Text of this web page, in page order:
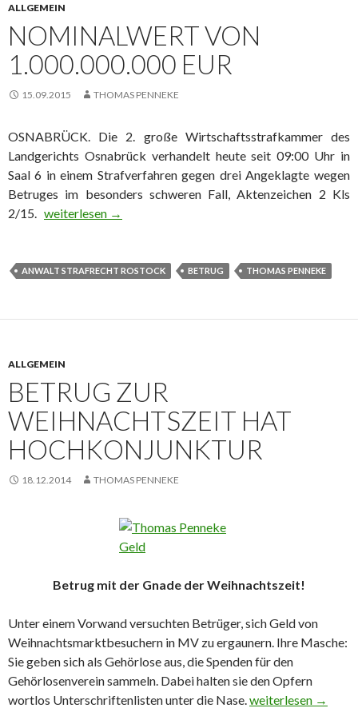
ALLGEMEIN
NOMINALWERT VON
1.000.000.000 EUR
15.09.2015 THOMAS PENNEKE
OSNABRÜCK. Die 2. große Wirtschaftsstrafkammer des
Landgerichts Osnabrück verhandelt heute seit 09:00 Uhr in
Saal 6 in einem Strafverfahren gegen drei Angeklagte wegen
Betruges im besonders schweren Fall, Aktenzeichen 2 Kls
2/15. Nominalwert von 1.000.000.000 EUR
weiterlesen →
ANWALT STRAFRECHT ROSTOCK BETRUG THOMAS PENNEKE
ALLGEMEIN
BETRUG ZUR
WEIHNACHTSZEIT HAT
HOCHKONJUNKTUR
18.12.2014 THOMAS PENNEKE
Betrug mit der Gnade der Weihnachtszeit!
Unter einem Vorwand versuchten Betrüger, sich Geld von
Weihnachtsmarktbesuchern in MV zu ergaunern. Ihre Masche:
Sie geben sich als Gehörlose aus, die Spenden für den
Gehörlosenverein sammeln. Dabei halten sie den Opfern
wortlos Unterschriftenlisten unter die Nase. Betrug zur
weiterlesen →